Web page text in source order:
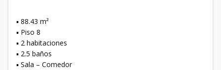
▪️ 88.43 m²
▪️ Piso 8
▪️ 2 habitaciones
▪️ 2.5 baños
▪️ Sala – Comedor